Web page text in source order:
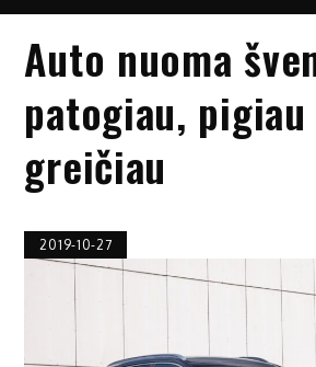
Auto nuoma
patogiau,
greičiau
2019-10-27